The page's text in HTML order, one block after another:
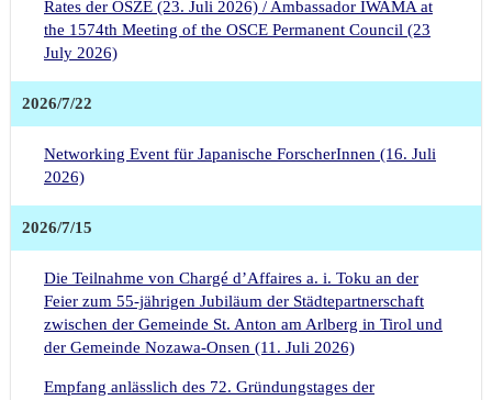
Rates der OSZE (23. Juli 2026) / Ambassador IWAMA at
the 1574th Meeting of the OSCE Permanent Council (23
July 2026)
2026/7/22
Networking Event für Japanische ForscherInnen (16. Juli
2026)
2026/7/15
Die Teilnahme von Chargé d’Affaires a. i. Toku an der
Feier zum 55-jährigen Jubiläum der Städtepartnerschaft
zwischen der Gemeinde St. Anton am Arlberg in Tirol und
der Gemeinde Nozawa-Onsen (11. Juli 2026)
Empfang anlässlich des 72. Gründungstages der